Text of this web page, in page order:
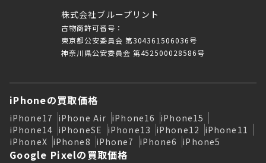
株式会社ブループリント
古物商許可番号：
東京都公安委員会 第304361506036号
神奈川県公安委員会 第452500028586号
iPhoneの買取価格
iPhone17 iPhone Air iPhone16 iPhone15
iPhone14 iPhoneSE iPhone13 iPhone12 iPhone11
iPhoneX iPhone8 iPhone7 iPhone6 iPhone5
Google Pixelの買取価格